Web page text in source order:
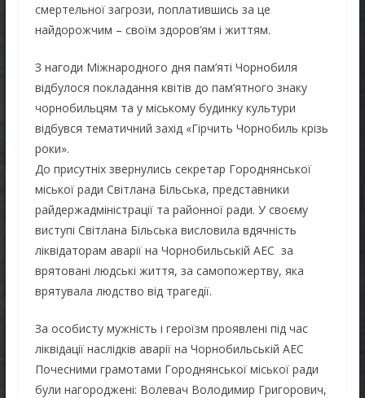
смертельної загрози, поплатившись за це
найдорожчим – своїм здоров’ям і життям.
З нагоди Міжнародного дня пам’яті Чорнобиля
відбулося покладання квітів до пам’ятного знаку
чорнобильцям та у міському будинку культури
відбувся тематичний захід «Гірчить Чорнобиль крізь
роки».
До присутніх звернулись секретар Городнянської
міської ради Світлана Більська, представники
райдержадміністрації та районної ради. У своєму
виступі Світлана Більська висловила вдячність
ліквідаторам аварії на Чорнобильській АЕС за
врятовані людські життя, за самопожертву, яка
врятувала людство від трагедії.
За особисту мужність і героїзм проявлені під час
ліквідації наслідків аварії на Чорнобильській АЕС
Почесними грамотами Городнянської міської ради
були нагороджені: Волевач Володимир Григорович,